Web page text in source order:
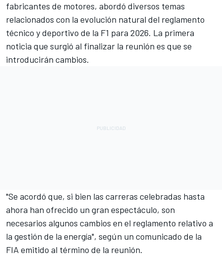
fabricantes de motores, abordó diversos temas
relacionados con la evolución natural del reglamento
técnico y deportivo de la F1 para 2026. La primera
noticia que surgió al finalizar la reunión es que se
introducirán cambios.
"Se acordó que, si bien las carreras celebradas hasta
ahora han ofrecido un gran espectáculo, son
necesarios algunos cambios en el reglamento relativo a
la gestión de la energía", según un comunicado de la
FIA emitido al término de la reunión.